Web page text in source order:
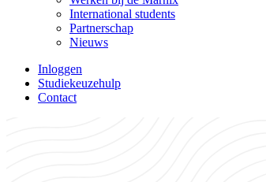
International students
Partnerschap
Nieuws
Inloggen
Studiekeuzehulp
Contact